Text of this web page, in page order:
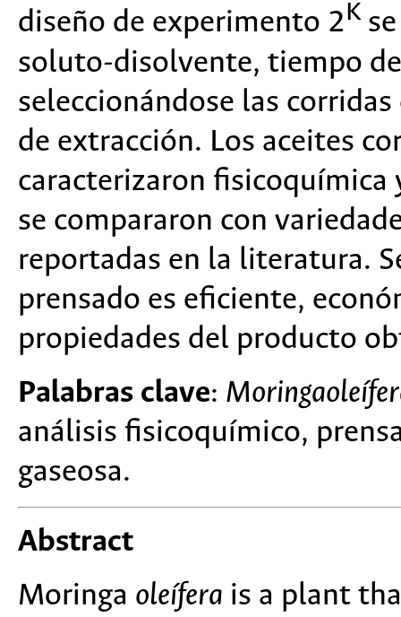
diseño de experimento 2K
soluto-disolvente, tiempo
seleccionándose las
de extracción. Los aceites
caracterizaron
se compararon con
reportadas en la literatura.
prensado es eficiente,
propiedades del producto
Palabras clave:
análisis fisicoquímico,
gaseosa.
Abstract
Moringa oleífera is a plant